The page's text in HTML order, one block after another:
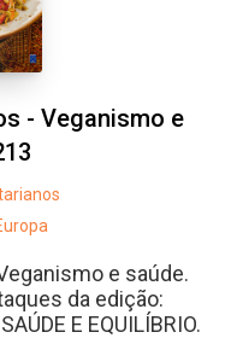
- Veganismo e
e saúde.
da edição:
E EQUILÍBRIO.